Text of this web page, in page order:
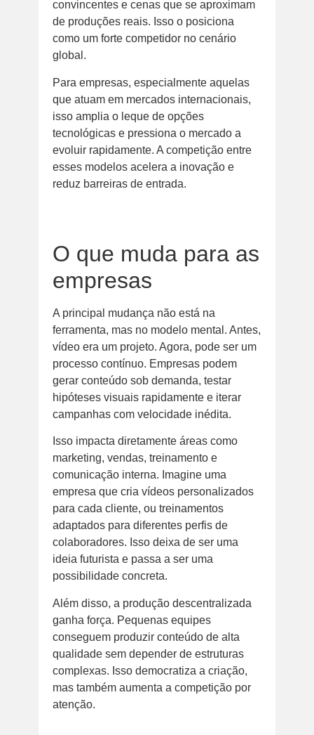
convincentes e cenas que se aproximam
de produções reais. Isso o posiciona
como um forte competidor no cenário
global.
Para empresas, especialmente aquelas
que atuam em mercados internacionais,
isso amplia o leque de opções
tecnológicas e pressiona o mercado a
evoluir rapidamente. A competição entre
esses modelos acelera a inovação e
reduz barreiras de entrada.
O que muda para as
empresas
A principal mudança não está na
ferramenta, mas no modelo mental. Antes,
vídeo era um projeto. Agora, pode ser um
processo contínuo. Empresas podem
gerar conteúdo sob demanda, testar
hipóteses visuais rapidamente e iterar
campanhas com velocidade inédita.
Isso impacta diretamente áreas como
marketing, vendas, treinamento e
comunicação interna. Imagine uma
empresa que cria vídeos personalizados
para cada cliente, ou treinamentos
adaptados para diferentes perfis de
colaboradores. Isso deixa de ser uma
ideia futurista e passa a ser uma
possibilidade concreta.
Além disso, a produção descentralizada
ganha força. Pequenas equipes
conseguem produzir conteúdo de alta
qualidade sem depender de estruturas
complexas. Isso democratiza a criação,
mas também aumenta a competição por
atenção.